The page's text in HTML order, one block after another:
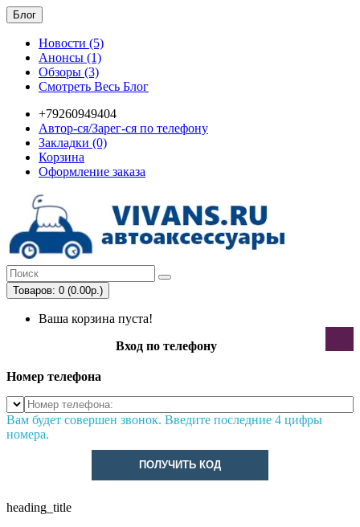
Блог
Новости (5)
Анонсы (1)
Обзоры (3)
Смотреть Весь Блог
+79260949404
Автор-ся/Зарег-ся по телефону
Закладки (0)
Корзина
Оформление заказа
Товаров: 0 (0.00р.)
Ваша корзина пуста!
Вход по телефону
Номер телефона
Вам будет совершен звонок. Введите последние 4 цифры
номера.
ПОЛУЧИТЬ КОД
heading_title